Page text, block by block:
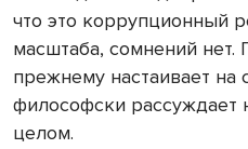
что это коррупционный
масштаба, сомнений нет.
прежнему настаивает на
философски рассуждает
целом.